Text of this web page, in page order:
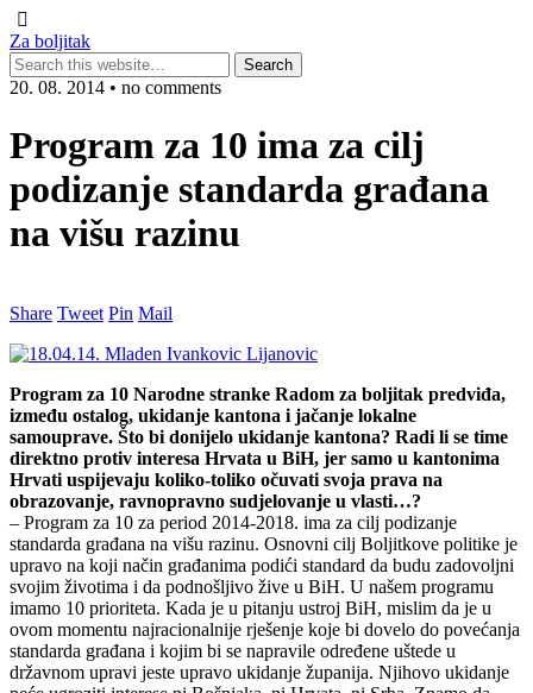
Za boljitak
20. 08. 2014 • no comments
Program za 10 ima za cilj
podizanje standarda građana
na višu razinu
Share Tweet Pin Mail
Program za 10 Narodne stranke Radom za boljitak predviđa,
između ostalog, ukidanje kantona i jačanje lokalne
samouprave. Što bi donijelo ukidanje kantona? Radi li se time
direktno protiv interesa Hrvata u BiH, jer samo u kantonima
Hrvati uspijevaju koliko-toliko očuvati svoja prava na
obrazovanje, ravnopravno sudjelovanje u vlasti…?
– Program za 10 za period 2014-2018. ima za cilj podizanje
standarda građana na višu razinu. Osnovni cilj Boljitkove politike je
upravo na koji način građanima podići standard da budu zadovoljni
svojim životima i da podnošljivo žive u BiH. U našem programu
imamo 10 prioriteta. Kada je u pitanju ustroj BiH, mislim da je u
ovom momentu najracionalnije rješenje koje bi dovelo do povećanja
standarda građana i kojim bi se napravile određene uštede u
državnom upravi jeste upravo ukidanje županija. Njihovo ukidanje